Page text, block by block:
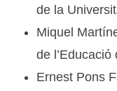
de la
Miquel
de
Ernest Pons